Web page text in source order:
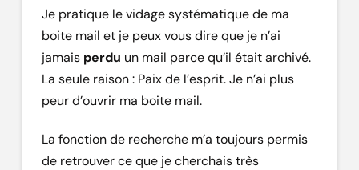
Je pratique le vidage systématique de ma
boite mail et je peux vous dire que je n’ai
jamais perdu un mail parce qu’il était archivé.
La seule raison : Paix de l’esprit. Je n’ai plus
peur d’ouvrir ma boite mail.
La fonction de recherche m’a toujours permis
de retrouver ce que je cherchais très